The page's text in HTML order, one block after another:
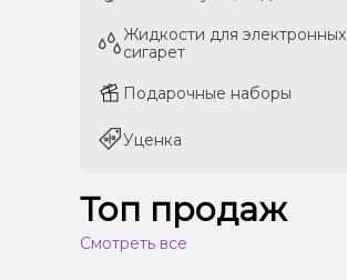
Жидкости для электронных
сигарет
Подарочные наборы
Уценка
Жидкости для электронных
сигарет
Подарочные наборы
Уценка
Топ продаж
Смотреть все